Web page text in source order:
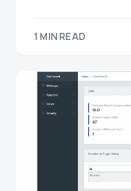
1 MIN READ